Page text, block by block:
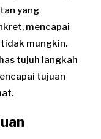
yang
mencapai
mungkin.
tujuh langkah
tujuan